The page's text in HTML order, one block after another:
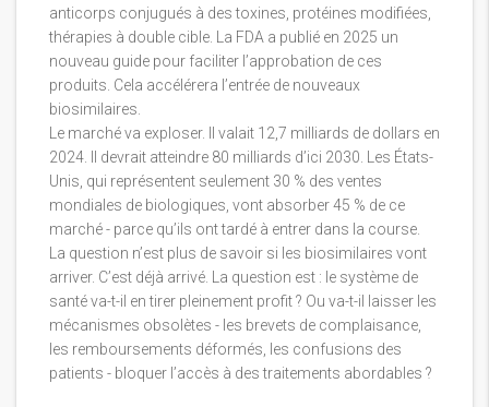
anticorps conjugués à des toxines, protéines modifiées,
thérapies à double cible. La FDA a publié en 2025 un
nouveau guide pour faciliter l’approbation de ces
produits. Cela accélérera l’entrée de nouveaux
biosimilaires.
Le marché va exploser. Il valait 12,7 milliards de dollars en
2024. Il devrait atteindre 80 milliards d’ici 2030. Les États-
Unis, qui représentent seulement 30 % des ventes
mondiales de biologiques, vont absorber 45 % de ce
marché - parce qu’ils ont tardé à entrer dans la course.
La question n’est plus de savoir si les biosimilaires vont
arriver. C’est déjà arrivé. La question est : le système de
santé va-t-il en tirer pleinement profit ? Ou va-t-il laisser les
mécanismes obsolètes - les brevets de complaisance,
les remboursements déformés, les confusions des
patients - bloquer l’accès à des traitements abordables ?